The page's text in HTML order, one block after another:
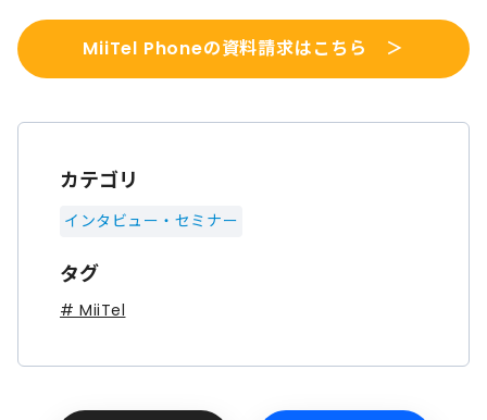
MiiTel Phoneの資料請求はこちら ＞
カテゴリ
インタビュー・セミナー
タグ
# MiiTel